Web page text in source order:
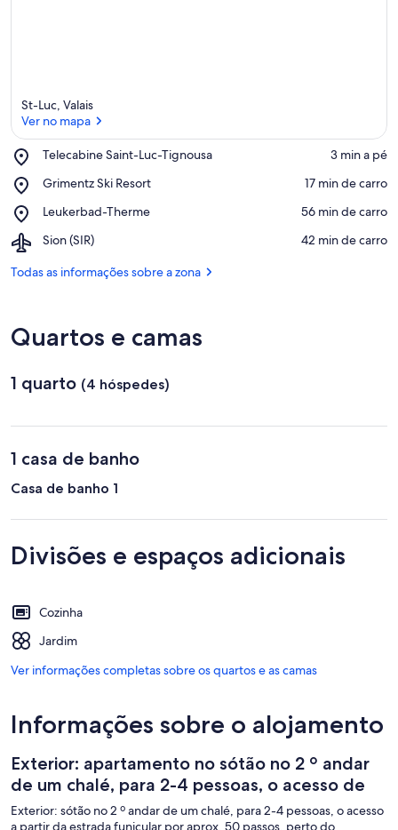
St-Luc, Valais
Ver no mapa
Telecabine Saint-Luc-Tignousa
Place,
Saint-
Tignousa
‪3 min a pé‬
Grimentz Ski Resort
Place,
Ski
‪17 min de carro‬
Leukerbad-Therme
Place,
Therme
‪56 min de carro‬
Sion (SIR)
Airport,
(SIR)
‪42 min de carro‬
Todas as informações sobre a zona
Quartos e camas
1 quarto (4 hóspedes)
1 casa de banho
Casa de banho 1
Divisões e espaços adicionais
Cozinha
Jardim
Ver informações completas sobre os quartos e as camas
Informações sobre o alojamento
Exterior: apartamento no sótão no 2 º andar
de um chalé, para 2-4 pessoas, o acesso de
Exterior: sótão no 2 º andar de um chalé, para 2-4 pessoas, o acesso
a partir da estrada funicular por aprox. 50 passos, perto do